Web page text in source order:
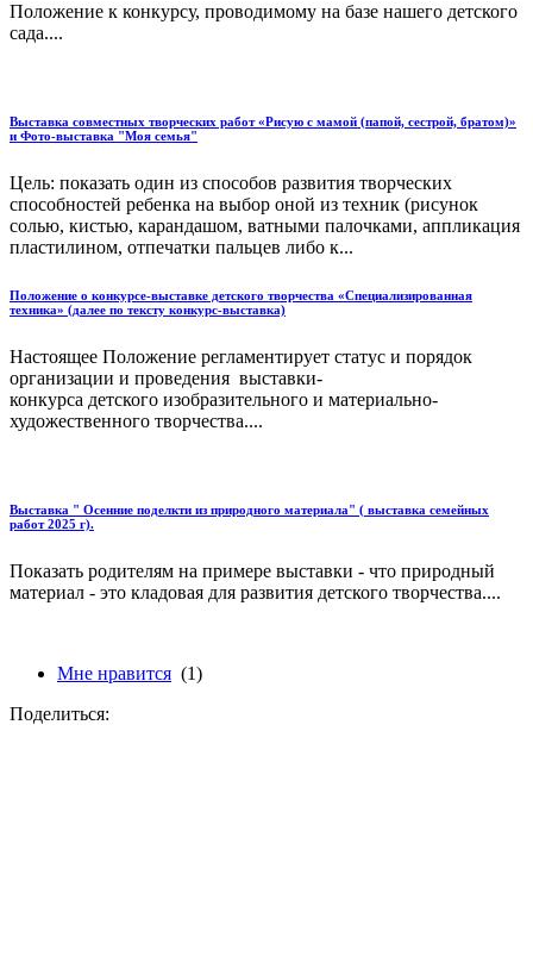
Положение к конкурсу, проводимому на базе нашего детского
сада....
Выставка совместных творческих работ «Рисую с мамой (папой, сестрой, братом)»
и Фото-выставка "Моя семья"
Цель: показать один из способов развития творческих
способностей ребенка на выбор оной из техник (рисунок
солью, кистью, карандашом, ватными палочками, аппликация
пластилином, отпечатки пальцев либо к...
Положение о конкурсе-выставке детского творчества «Специализированная
техника» (далее по тексту конкурс-выставка)
Настоящее Положение регламентирует статус и порядок
организации и проведения выставки-
конкурса детского изобразительного и материально-
художественного творчества....
Выставка " Осенние поделкти из природного материала" ( выставка семейных
работ 2025 г).
Показать родителям на примере выставки - что природный
материал - это кладовая для развития детского творчества....
Мне нравится (1)
Поделиться: